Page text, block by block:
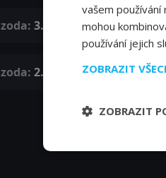
3. epizoda
2. epizoda
vašem
mohou
používání jejich
ZOBRAZIT
ZOBRAZIT